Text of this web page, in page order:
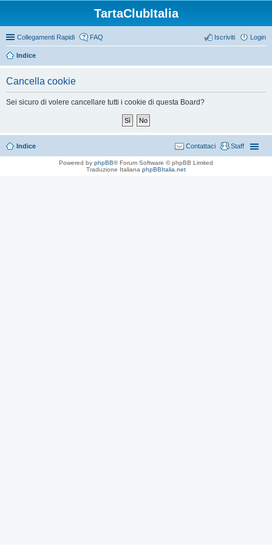
TartaClubItalia
Collegamenti Rapidi FAQ Login
Iscriviti
Indice
Cancella cookie
Sei sicuro di volere cancellare tutti i cookie di questa Board?
Indice Staff
Contattaci
Powered by phpBB® Forum Software © phpBB Limited
Traduzione Italiana phpBBItalia.net